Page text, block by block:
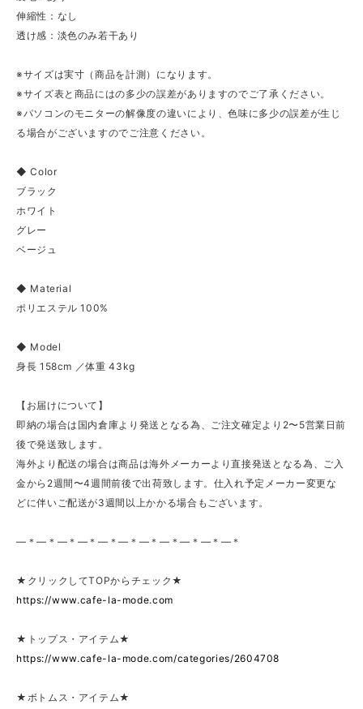
伸縮性：なし
透け感：淡色のみ若干あり
※サイズは実寸（商品を計測）になります。
※サイズ表と商品にはの多少の誤差がありますのでご了承ください。
※パソコンのモニターの解像度の違いにより、色味に多少の誤差が生じ
る場合がございますのでご注意ください。
◆ Color
ブラック
ホワイト
グレー
ベージュ
◆ Material
ポリエステル 100%
◆ Model
身長 158cm ／体重 43kg
【お届けについて】
即納の場合は国内倉庫より発送となる為、ご注文確定より2〜5営業日前
後で発送致します。
海外より配送の場合は商品は海外メーカーより直接発送となる為、ご入
金から2週間〜4週間前後で出荷致します。仕入れ予定メーカー変更な
どに伴いご配送が3週間以上かかる場合もございます。
—＊—＊—＊—＊—＊—＊—＊—＊—＊—＊—＊
★クリックしてTOPからチェック★
https://www.cafe-la-mode.com
★トップス・アイテム★
https://www.cafe-la-mode.com/categories/2604708
★ボトムス・アイテム★